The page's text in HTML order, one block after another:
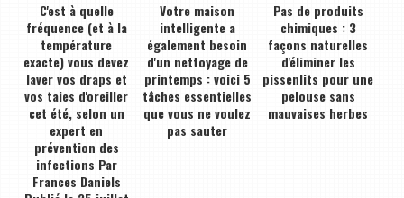
C'est à quelle
fréquence (et à la
température
exacte) vous devez
laver vos draps et
vos taies d'oreiller
cet été, selon un
expert en
prévention des
infections Par
Frances Daniels
Votre maison
intelligente a
également besoin
d'un nettoyage de
printemps : voici 5
tâches essentielles
que vous ne voulez
pas sauter
Pas de produits
chimiques : 3
façons naturelles
d'éliminer les
pissenlits pour une
pelouse sans
mauvaises herbes